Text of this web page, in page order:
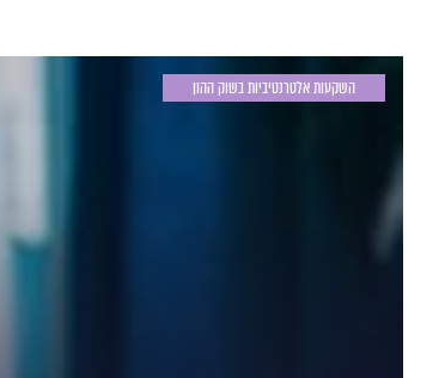
השקעות אלטרנטיביות בשוק ההון